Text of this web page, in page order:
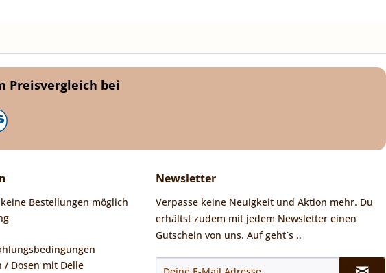
Preisvergleich bei
Bestellungen möglich
/ Dosen mit Delle
Newsletter
Verpasse keine Neuigkeit und Aktion mehr. Du
erhältst zudem mit jedem Newsletter einen
Gutschein von uns. Auf geht´s ..